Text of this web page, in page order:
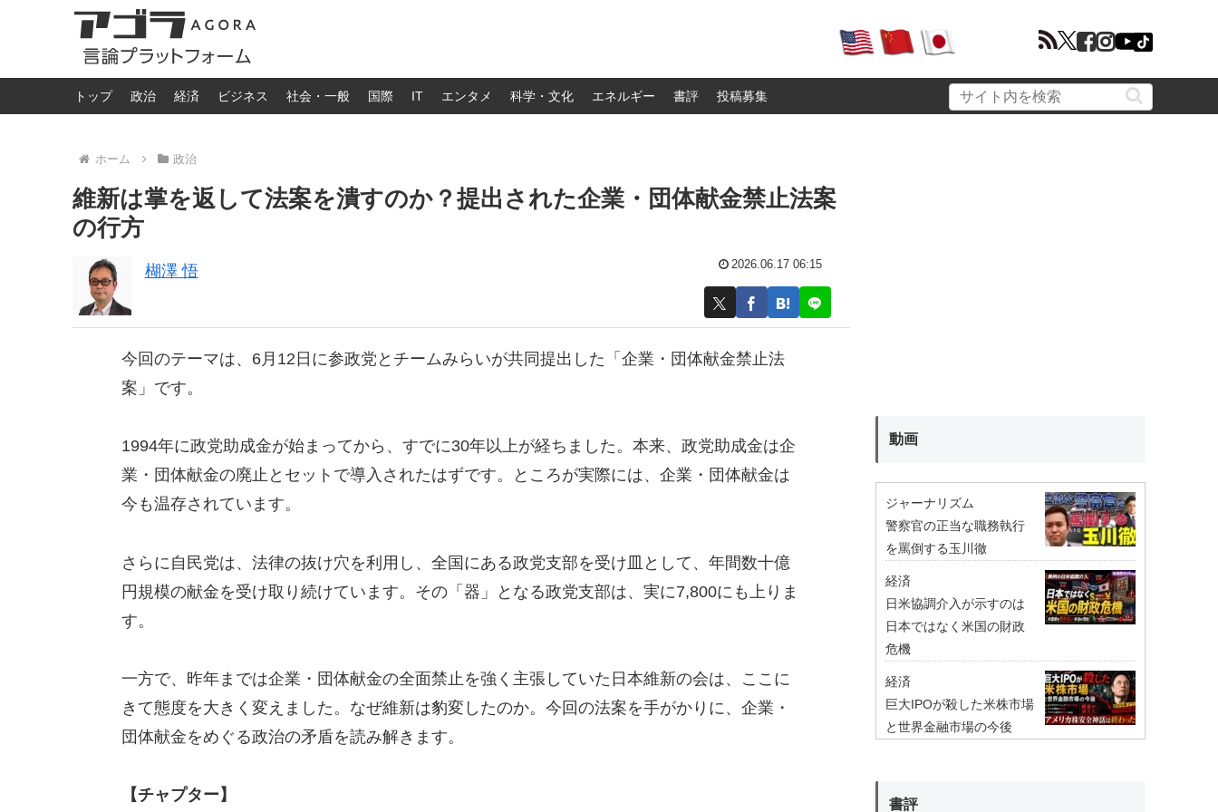
トップ 政治 経済 ビジネス 社会・一般 国際 IT エンタメ 科学・文化 エネルギー 書評 投稿募集
ホーム 政治
維新は掌を返して法案を潰すのか？提出された企業・団体献金禁止法案
の行方
楜澤 悟 2026.06.17 06:15
今回のテーマは、6月12日に参政党とチームみらいが共同提出した「企業・団体献金禁止法
案」です。
1994年に政党助成金が始まってから、すでに30年以上が経ちました。本来、政党助成金は企
業・団体献金の廃止とセットで導入されたはずです。ところが実際には、企業・団体献金は
今も温存されています。
さらに自民党は、法律の抜け穴を利用し、全国にある政党支部を受け皿として、年間数十億
円規模の献金を受け取り続けています。その「器」となる政党支部は、実に7,800にも上りま
す。
一方で、昨年までは企業・団体献金の全面禁止を強く主張していた日本維新の会は、ここに
きて態度を大きく変えました。なぜ維新は豹変したのか。今回の法案を手がかりに、企業・
団体献金をめぐる政治の矛盾を読み解きます。
【チャプター】
動画
ジャーナリズム
警察官の正当な職務執行
を罵倒する玉川徹
経済
日米協調介入が示すのは
日本ではなく米国の財政
危機
経済
巨大IPOが殺した米株市場
と世界金融市場の今後
書評